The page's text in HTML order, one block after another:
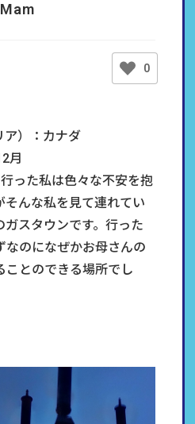
Mam
0
ア）：カナダ
月
った私は色々な不安を抱
そんな私を見て連れてい
ガスタウンです。行った
なのになぜかお母さんの
ことのできる場所でし